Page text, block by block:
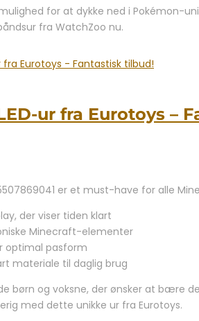
for at dykke ned i Pokémon-
fra WatchZoo nu.
ur fra Eurotoys –
er et must-have for alle
der viser tiden klart
Minecraft-elementer
optimal pasform
materiale til daglig brug
børn og voksne, der ønsker at bære
med dette unikke ur fra Eurotoys.